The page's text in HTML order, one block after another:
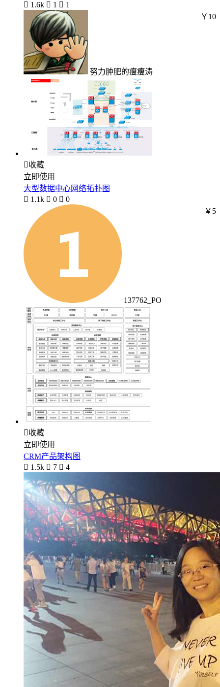
 1.6k  1  1
努力肿肥的瘦瘦涛
￥10
收藏
立即使用
大型数据中心网络拓扑图
 1.1k  0  0
137762_PO
￥5
收藏
立即使用
CRM产品架构图
 1.5k  7  4